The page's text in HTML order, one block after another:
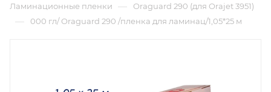
Ламинационные пленки — Oraguard 290 (для Orajet 3951)
— 000 гл/ Oraguard 290 /пленка для ламинац/1,05*25 м